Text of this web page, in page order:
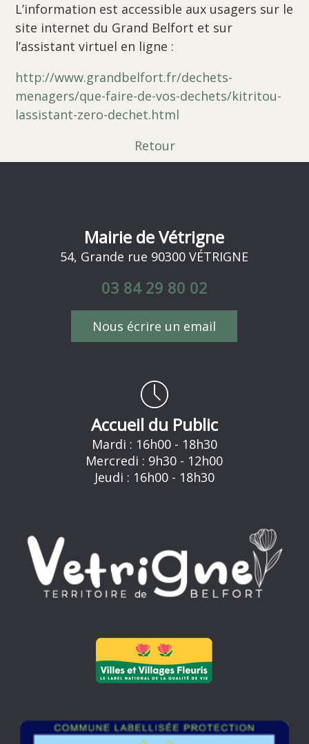
L’information est accessible aux usagers sur le
site internet du Grand Belfort et sur
l’assistant virtuel en ligne :
http://www.grandbelfort.fr/dechets-
menagers/que-faire-de-vos-dechets/kitritou-
lassistant-zero-dechet.html
Retour
Mairie de Vétrigne
54, Grande rue 90300 VÉTRIGNE
03 84 29 80 02
Nous écrire un email
Accueil du Public
Mardi : 16h00 - 18h30
Mercredi : 9h30 - 12h00
Jeudi : 16h00 - 18h30